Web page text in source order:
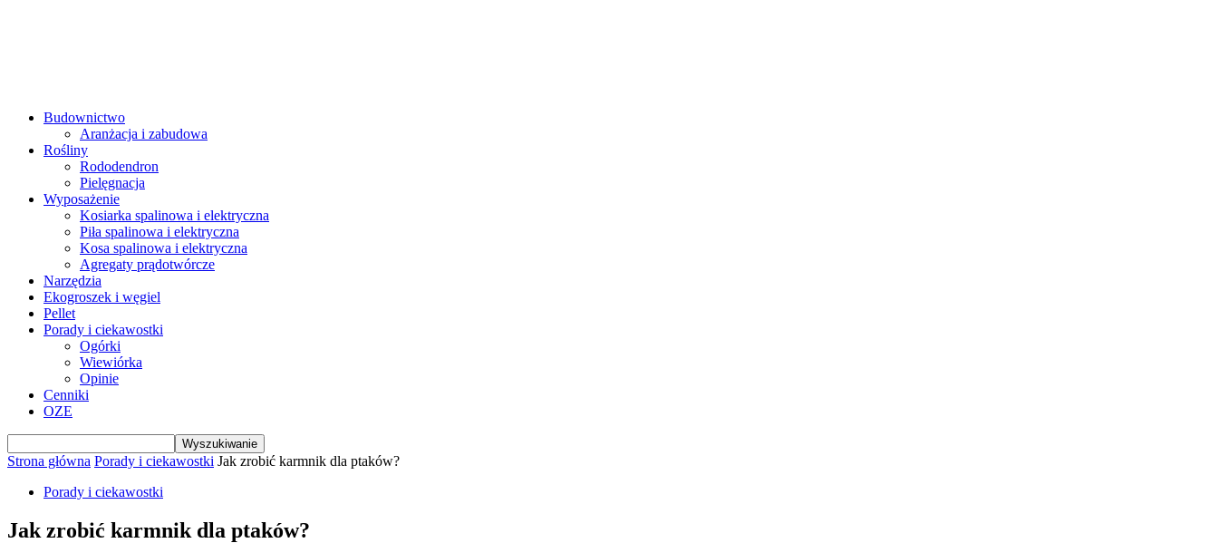
Budownictwo
Aranżacja i zabudowa
Rośliny
Rododendron
Pielęgnacja
Wyposażenie
Kosiarka spalinowa i elektryczna
Piła spalinowa i elektryczna
Kosa spalinowa i elektryczna
Agregaty prądotwórcze
Narzędzia
Ekogroszek i węgiel
Pellet
Porady i ciekawostki
Ogórki
Wiewiórka
Opinie
Cenniki
OZE
Strona główna Porady i ciekawostki Jak zrobić karmnik dla ptaków?
Porady i ciekawostki
Jak zrobić karmnik dla ptaków?